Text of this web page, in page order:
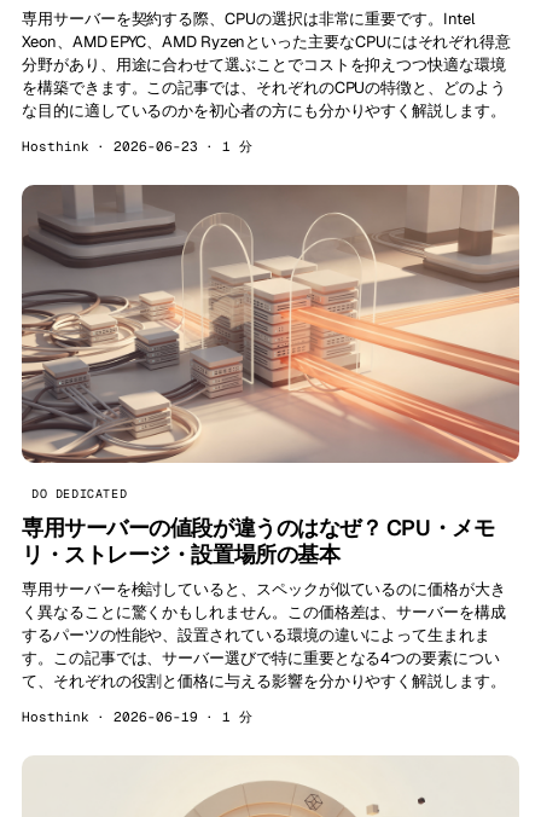
専用サーバーを契約する際、CPUの選択は非常に重要です。Intel
Xeon、AMD EPYC、AMD Ryzenといった主要なCPUにはそれぞれ得意
分野があり、用途に合わせて選ぶことでコストを抑えつつ快適な環境
を構築できます。この記事では、それぞれのCPUの特徴と、どのよう
な目的に適しているのかを初心者の方にも分かりやすく解説します。
Hosthink · 2026-06-23 · 1 分
DO DEDICATED
専用サーバーの値段が違うのはなぜ？ CPU・メモ
リ・ストレージ・設置場所の基本
専用サーバーを検討していると、スペックが似ているのに価格が大き
く異なることに驚くかもしれません。この価格差は、サーバーを構成
するパーツの性能や、設置されている環境の違いによって生まれま
す。この記事では、サーバー選びで特に重要となる4つの要素につい
て、それぞれの役割と価格に与える影響を分かりやすく解説します。
Hosthink · 2026-06-19 · 1 分